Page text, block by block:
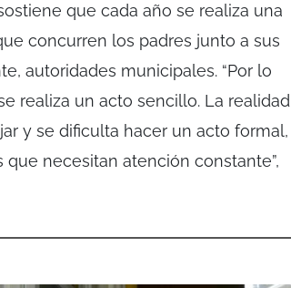
que cada año se realiza una
concurren los padres junto a sus
autoridades municipales. “Por lo
realiza un acto sencillo. La realidad
y se dificulta hacer un acto formal,
necesitan atención constante”,